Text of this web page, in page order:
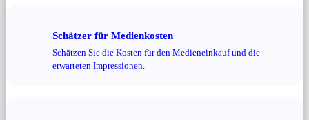
Schätzer für Medienkosten
Schätzen Sie die Kosten für den Medieneinkauf und die
erwarteten Impressionen.